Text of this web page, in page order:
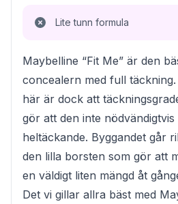
Lite tunn formula
Maybelline “Fit Me” är den
concealern med full
här är dock att
gör att den inte
heltäckande. Byggandet går
den lilla borsten som gör att
en väldigt liten mängd åt
Det vi gillar allra bäst med